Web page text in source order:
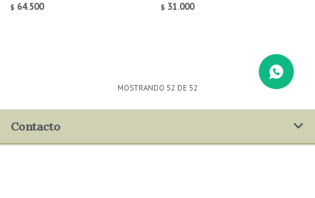
$ 64.500 $ 31.000
MOSTRANDO 52 DE 52
Contacto